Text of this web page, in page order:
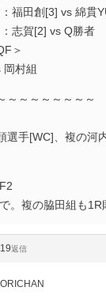
福田創[3] vs 綿貫
志賀[2] vs Q勝者
＞
村組
～～～～～～～～
選手[WC]、複の河
。複の脇田組も
返信